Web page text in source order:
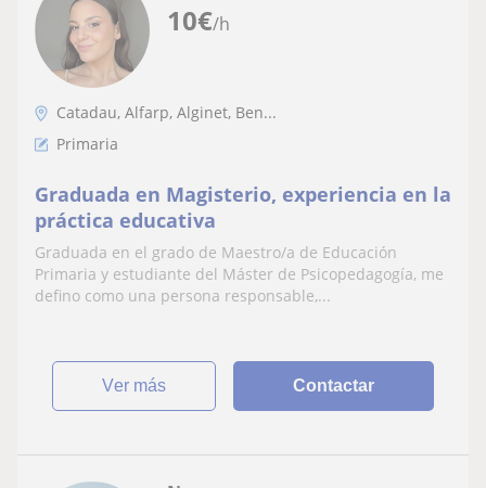
10€/h
Catadau, Alfarp, Alginet, Ben...
Primaria
Graduada en Magisterio, experiencia en la
práctica educativa
Graduada en el grado de Maestro/a de Educación
Primaria y estudiante del Máster de Psicopedagogía, me
defino como una persona responsable,...
ver más Contactar